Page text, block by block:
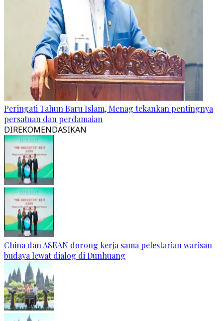
Peringati Tahun Baru Islam, Menag tekankan pentingnya
persatuan dan perdamaian
DIREKOMENDASIKAN
China dan ASEAN dorong kerja sama pelestarian warisan
budaya lewat dialog di Dunhuang